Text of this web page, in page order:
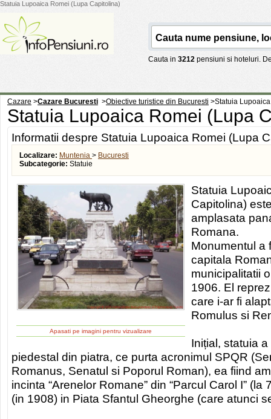
Statuia Lupoaica Romei (Lupa Capitolina)
Cauta in 3212 pensiuni si hoteluri.
Cazare >Cazare Bucuresti >Obiective turistice din Bucuresti >Statuia
Statuia Lupoaica Romei (Lupa
Informatii despre Statuia Lupoaica Romei (Lupa
Localizare: Muntenia > Bucuresti
Subcategorie: Statuie
Apasati pe imagini pentru vizualizare
Statuia
Capitolina)
amplasata
Romana.
Monumentul a
capitala
municipalitatii
1906. El
care i-ar fi
Romulus si
Inițial, statuia
piedestal din piatra, ce purta acronimul SPQR
Romanus, Senatul si Poporul Roman), ea fiind
incinta “Arenelor Romane” din “Parcul Carol I”
(in 1908) in Piata Sfantul Gheorghe (care atunci